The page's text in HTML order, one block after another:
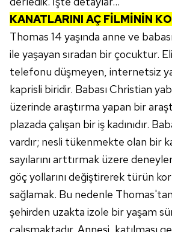
KANATLARINI AÇ FİLMİNİN
Thomas 14 yaşında anne ve
ile yaşayan sıradan bir çocuktur.
telefonu düşmeyen, internetsiz
kaprisli biridir. Babası Christian
üzerinde araştırma yapan bir
plazada çalışan bir iş kadınıdır.
vardır; nesli tükenmekte olan bir
sayılarını arttırmak üzere
göç yollarını değiştirerek türün
sağlamak. Bu nedenle
şehirden uzakta izole bir yaşam